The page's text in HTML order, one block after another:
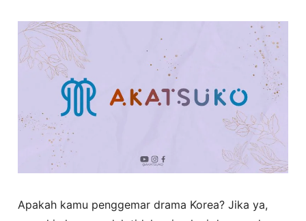
Apakah kamu penggemar drama Korea? Jika ya,